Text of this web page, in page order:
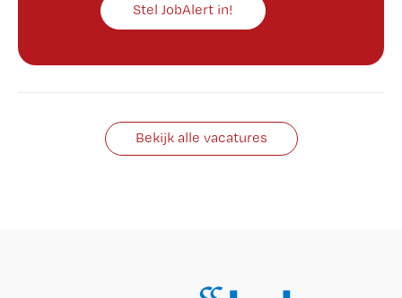
Stel JobAlert in!
Bekijk alle vacatures